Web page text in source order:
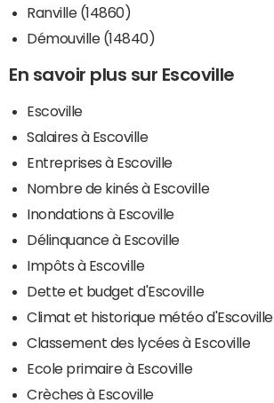
Ranville (14860)
Démouville (14840)
En savoir plus sur Escoville
Escoville
Salaires à Escoville
Entreprises à Escoville
Nombre de kinés à Escoville
Inondations à Escoville
Délinquance à Escoville
Impôts à Escoville
Dette et budget d'Escoville
Climat et historique météo d'Escoville
Classement des lycées à Escoville
Ecole primaire à Escoville
Crèches à Escoville